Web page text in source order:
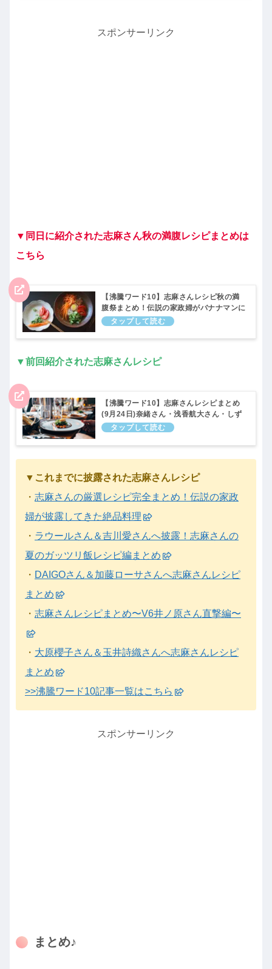
スポンサーリンク
▼同日に紹介された志麻さん秋の満腹レシピまとめは
こちら
【沸騰ワード10】志麻さんレシピ秋の満
腹祭まとめ！伝説の家政婦がバナナマンに
披露(11月5日)
▼前回紹介された志麻さんレシピ
【沸騰ワード10】志麻さんレシピまとめ
(9月24日)奈緒さん・浅香航大さん・しず
ちゃんに披露！
▼これまでに披露された志麻さんレシピ
・ 志麻さんの厳選レシピ完全まとめ！伝説の家政
婦が披露してきた絶品料理
・ ラウールさん＆吉川愛さんへ披露！志麻さんの
夏のガッツリ飯レシピ編まとめ
・ DAIGOさん＆加藤ローサさんへ志麻さんレシピ
まとめ
・ 志麻さんレシピまとめ〜V6井ノ原さん直撃編〜
・ 大原櫻子さん＆玉井詩織さんへ志麻さんレシピ
まとめ
>>沸騰ワード10記事一覧はこちら
スポンサーリンク
まとめ♪